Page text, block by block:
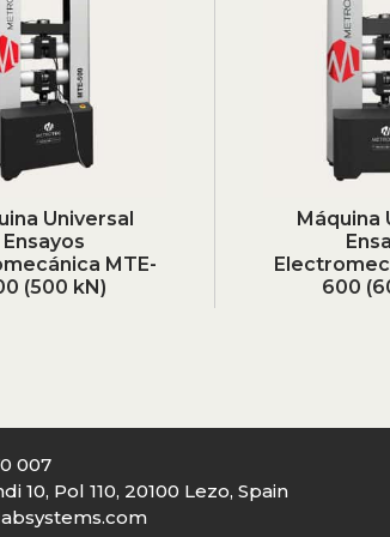
Universal
Ensayos
MTE-
(500 kN)
Máquina
600
007
10, Pol 110, 20100 Lezo, Spain